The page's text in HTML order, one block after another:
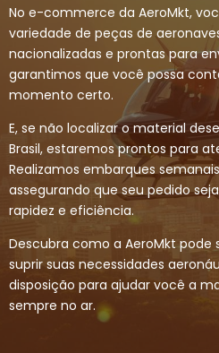
No e-commerce da AeroMkt,
variedade de peças de
nacionalizadas e prontas para
garantimos que você possa
momento certo.
E, se não localizar o material
Brasil, estaremos prontos para
Realizamos embarques
assegurando que seu pedido
rapidez e eficiência.
Descubra como a AeroMkt pode
suprir suas necessidades
disposição para ajudar você a
sempre no ar.